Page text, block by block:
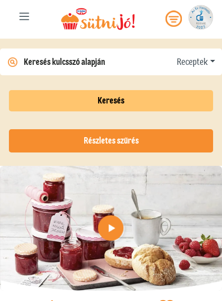
Receptek
Keresés
Részletes szűrés